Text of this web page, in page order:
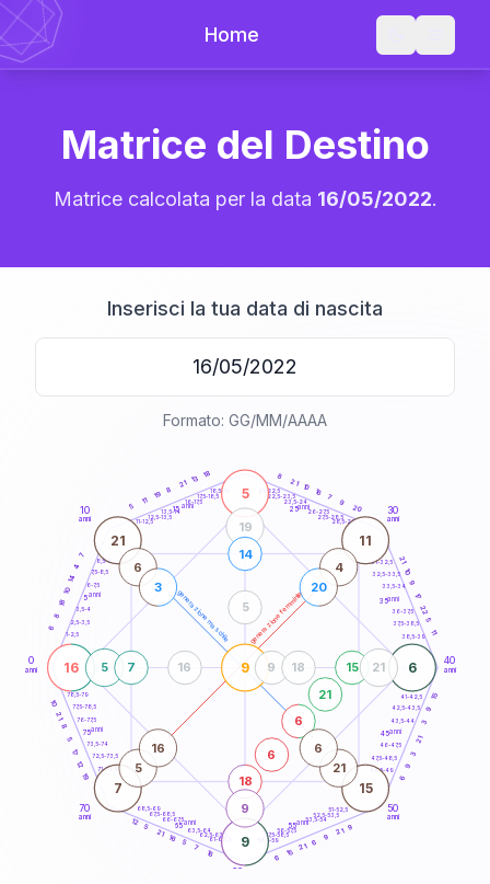
Home
Matrice del Destino
Matrice calcolata per la data 16/05/2022.
Inserisci la tua data di nascita
Formato: GG/MM/AAAA
generazione maschile generazione femminile
0
anni
10
anni
30
anni
40
anni
50
anni
60
70
anni
1-2,5
2,5-3,5
3,5-4
6-7,5
7,5-8,5
8,5-9
11-12,5
12,5-13,5
13,5-14
16-17,5
17,5-18,5
18,5-19
21-22,5
22,5-23,5
23,5-24
26-27,5
27,5-28,5
28,5-29
31-32,5
32,5-33,5
33,5-34
36-37,5
37,5-38,5
38,5-39
41-42,5
42,5-43,5
43,5-44
46-47,5
47,5-48,5
48,5-49
51-52,5
52,5-53,5
53,5-54
56-57,5
57,5-58,5
58,5-59
61-62,5
62,5-63,5
63,5-64
66-67,5
67,5-68,5
68,5-69
71-72,5
72,5-73,5
73,5-74
76-77,5
77,5-78,5
78,5-79
6
8
18
10
14
4
7
5
11
19
8
21 13
18 8
21
10
16 7
9
20
21
10
9
17
22
5
11
15
9
3
21
3
9
6
9
21
9
6
21
15
6
16
7
5
16
21
5
12
19
12
17
5
8
21
10
16
5
6
9
9
21 11
7 15
18
6
6
21
15
5
19
21
9
7
14
9 18
16
5
6
3
4
20
5
16
21
6
5anni
15 anni 25anni
35anni
45anni
55anni
65anni
75anni